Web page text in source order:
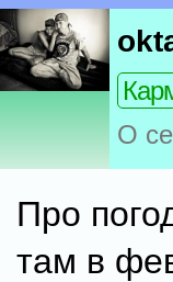
О
Про
там в